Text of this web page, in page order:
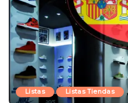
Listas Listas Tiendas